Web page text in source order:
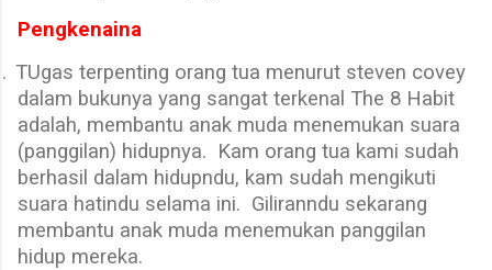
Pengkenaina
TUgas terpenting orang tua menurut steven covey
dalam bukunya yang sangat terkenal The 8 Habit
adalah, membantu anak muda menemukan suara
(panggilan) hidupnya. Kam orang tua kami sudah
berhasil dalam hidupndu, kam sudah mengikuti
suara hatindu selama ini. Giliranndu sekarang
membantu anak muda menemukan panggilan
hidup mereka.